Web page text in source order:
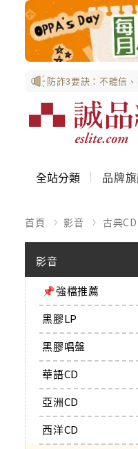
防詐3要訣：不聽信
全站分類 品牌
首頁 影音 古典CD
影音
📌強檔推薦
黑膠LP
黑膠唱盤
華語CD
亞洲CD
西洋CD